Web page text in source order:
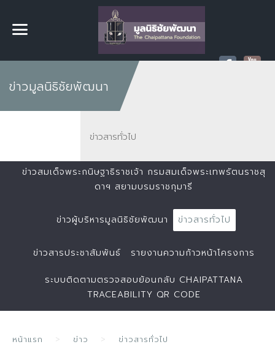
ข่าวมูลนิธิชัยพัฒนา
ข่าวสารทั่วไป
ข่าวสมเด็จพระกนิษฐาธิราชเจ้า กรมสมเด็จพระเทพรัตนราชสุ
ดาฯ สยามบรมราชกุมารี
ข่าวผู้บริหารมูลนิธิชัยพัฒนา ข่าวสารทั่วไป
ข่าวสารประชาสัมพันธ์ รายงานความก้าวหน้าโครงการ
ระบบติดตามตรวจสอบย้อนกลับ CHAIPATTANA
TRACEABILITY QR CODE
หน้าแรก ข่าว ข่าวสารทั่วไป